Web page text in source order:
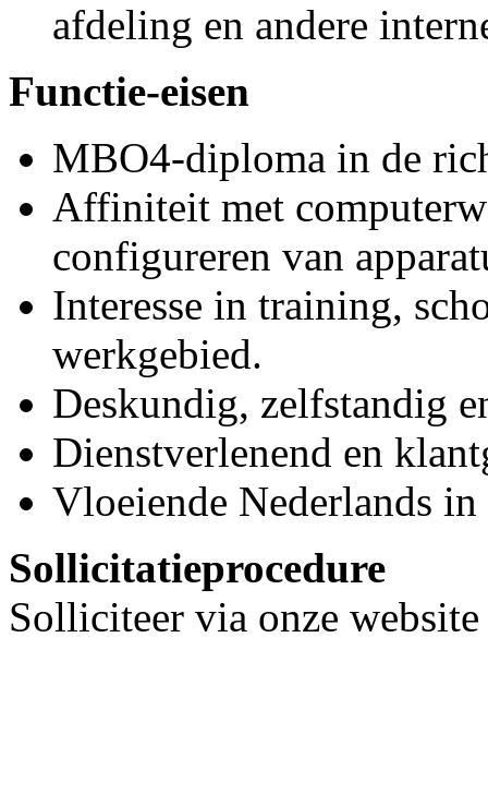
afdeling en andere
Functie-eisen
MBO4-diploma in de
Affiniteit met
configureren van
Interesse in training,
werkgebied.
Deskundig, zelfstandig
Dienstverlenend en
Vloeiende Nederlands
Sollicitatieprocedure
Solliciteer via onze